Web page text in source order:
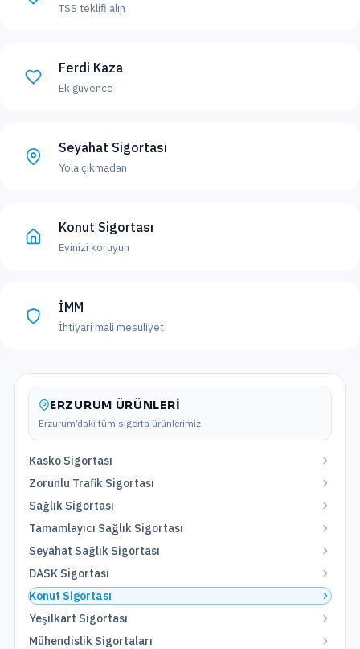
TSS teklifi alın
Ferdi Kaza
Ek güvence
Seyahat Sigortası
Yola çıkmadan
Konut Sigortası
Evinizi koruyun
İMM
İhtiyari mali mesuliyet
ERZURUM ÜRÜNLERI
Erzurum’daki tüm sigorta ürünlerimiz
Kasko Sigortası
Zorunlu Trafik Sigortası
Sağlık Sigortası
Tamamlayıcı Sağlık Sigortası
Seyahat Sağlık Sigortası
DASK Sigortası
Konut Sigortası
Yeşilkart Sigortası
Mühendislik Sigortaları